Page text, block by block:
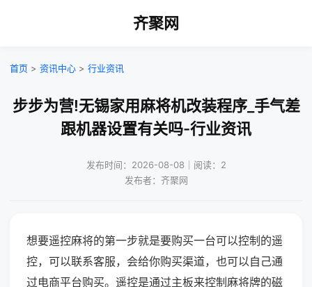
齐聚网
首页 > 资讯中心 > 行业资讯
步步为营!无锡家用麻将机改装程序_手气差
跟机器设置有关吗-行业资讯
发布时间：2026-08-08｜阅读：2
发布者：齐聚网
想要遥控麻将的第一步就是要购买一台可以控制的遥
控，可以联系客服，会给你购买渠道，也可以自己通
过电商平台购买。遥控是通过主板来控制麻将牌的磁